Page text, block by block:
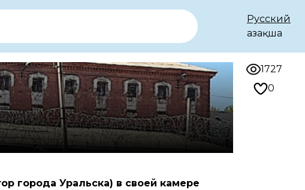
Русский
Қазақша
города Уральска) в своей камере
1727
0